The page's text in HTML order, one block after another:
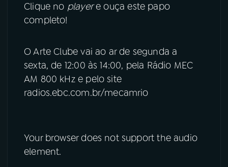
Clique no playere ouça este papo
completo!
O Arte Clube vai ao ar de segunda a
sexta, de 12:00 às 14:00, pela Rádio MEC
AM 800 kHz e pelo site
radios.ebc.com.br/mecamrio
Your browser does not support the audio
element.